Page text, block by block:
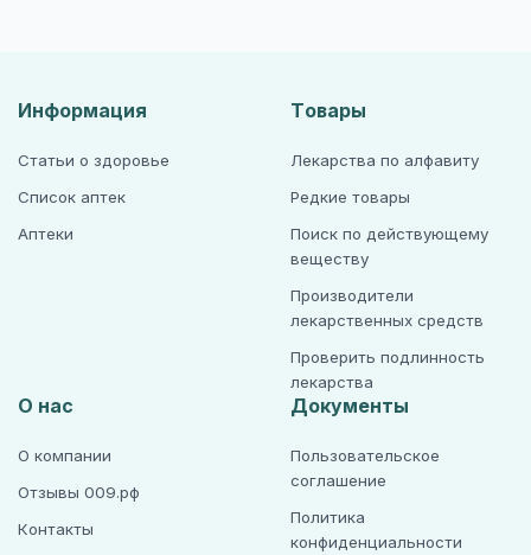
Информация
Статьи о здоровье
Список аптек
Аптеки
Товары
Лекарства по алфавиту
Редкие товары
Поиск по действующему
веществу
Производители
лекарственных средств
Проверить подлинность
лекарства
О нас
О компании
Отзывы 009.рф
Контакты
Документы
Пользовательское
соглашение
Политика
конфиденциальности